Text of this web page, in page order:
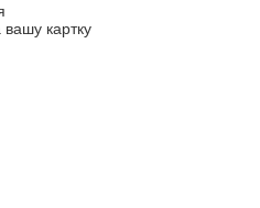
вашу картку